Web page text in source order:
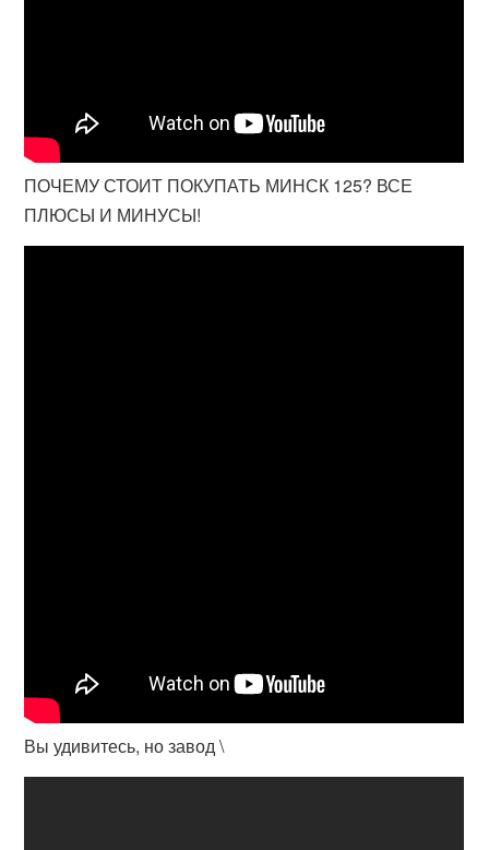
ПОЧЕМУ СТОИТ ПОКУПАТЬ МИНСК 125? ВСЕ
ПЛЮСЫ И МИНУСЫ!
Вы удивитесь, но завод \